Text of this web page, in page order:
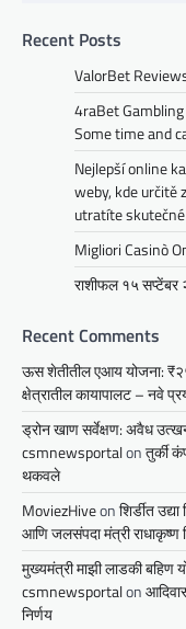
Recent Posts
ValorBet
4raBet
Some time and
Nejlepší online
weby, kde určitě
utratíte
Migliori Casinò
राशीफल १५ सप्टेंबर
Recent Comments
ऊस शेतीतील एआय योजना:
क्षेत्रातील कायापालट – नवे
ड्रोन खाण सर्वेक्षण: अवैध
csmnewsportalonतुर्की
थकवले
MoviezHiveonशिर्डीत
आणि जलसंपदा मंत्री राधाकृष्ण
मुख्यमंत्री माझी लाडकी बहिण
csmnewsportalon
निर्णय